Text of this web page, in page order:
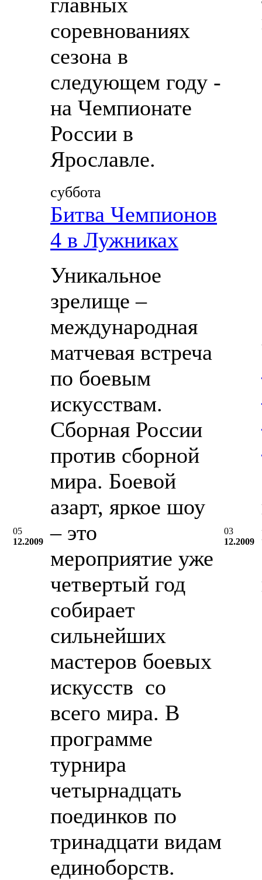
соревнованиях
сезона в
следующем году -
на Чемпионате
России в
Ярославле.
05
12.2009
суббота
Битва Чемпионов
4 в Лужниках
Уникальное
зрелище –
международная
матчевая встреча
по боевым
искусствам.
Сборная России
против сборной
мира. Боевой
азарт, яркое шоу
– это
мероприятие уже
четвертый год
собирает
сильнейших
мастеров боевых
искусств со
всего мира. В
программе
турнира
четырнадцать
поединков по
тринадцати видам
единоборств.
03
12.2009